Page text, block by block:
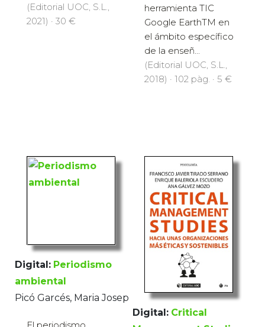
(Editorial UOC, S.L.,
2021) · 30 €
herramienta TIC
Google EarthTM en
el ámbito específico
de la enseñ...
(Editorial UOC, S.L.,
2018) · 102 pàg. · 5 €
Digital: Periodismo
ambiental
Picó Garcés, Maria Josep
Digital: Critical